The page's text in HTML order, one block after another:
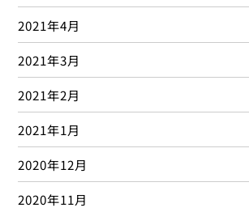
2021年4月
2021年3月
2021年2月
2021年1月
2020年12月
2020年11月